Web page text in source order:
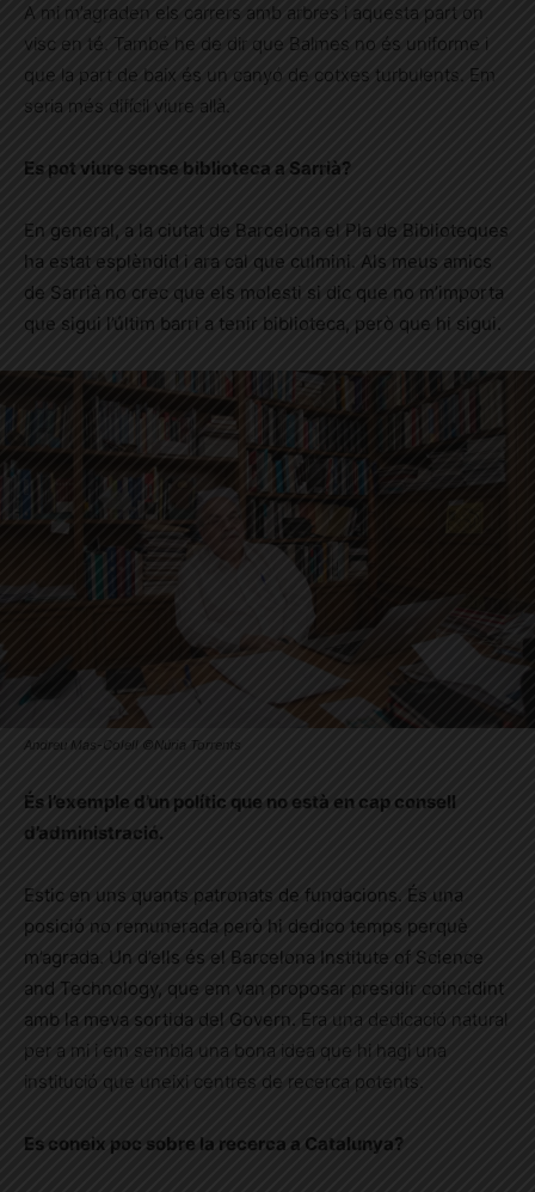
A mi m’agraden els carrers amb arbres i aquesta part on
visc en té. També he de dir que Balmes no és uniforme i
que la part de baix és un canyó de cotxes turbulents. Em
seria més difícil viure allà.
Es pot viure sense biblioteca a Sarrià?
En general, a la ciutat de Barcelona el Pla de Biblioteques
ha estat esplèndid i ara cal que culmini. Als meus amics
de Sarrià no crec que els molesti si dic que no m’importa
que sigui l’últim barri a tenir biblioteca, però que hi sigui.
Andreu Mas-Colell ©Núria Torrents
És l’exemple d’un polític que no està en cap consell
d’administració.
Estic en uns quants patronats de fundacions. És una
posició no remunerada però hi dedico temps perquè
m’agrada. Un d’ells és el Barcelona Institute of Science
and Technology, que em van proposar presidir coincidint
amb la meva sortida del Govern. Era una dedicació natural
per a mi i em sembla una bona idea que hi hagi una
institució que uneixi centres de recerca potents.
Es coneix poc sobre la recerca a Catalunya?